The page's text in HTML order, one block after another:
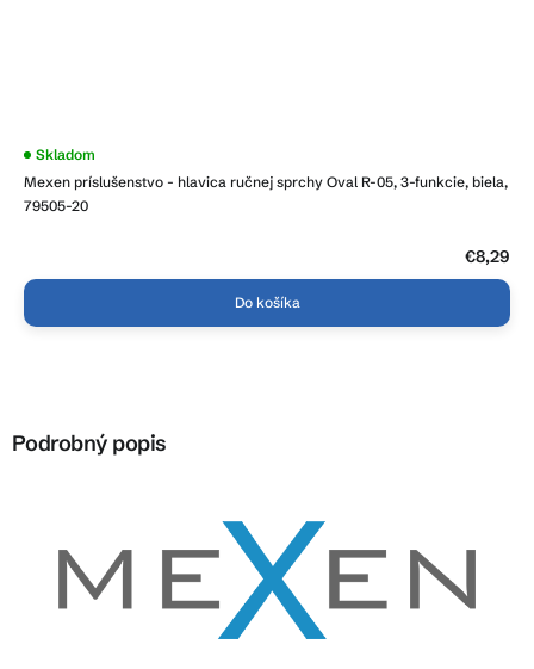
Mexen príslušenstvo - hlavica ručnej sprchy Oval R-05, 3-funkcie, biela,
79505-20
Skladom
€8,29
Do košíka
Podrobný popis